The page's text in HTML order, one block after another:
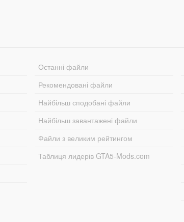
Останні файли
Рекомендовані файли
Найбільш сподобані файли
Найбільш завантажені файли
Файли з великим рейтингом
Таблиця лидерів GTA5-Mods.com